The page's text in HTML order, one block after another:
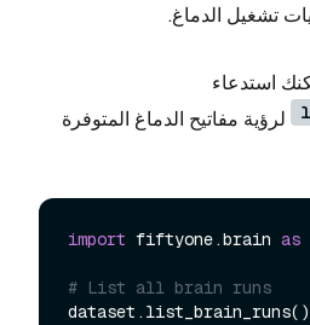
تشغيل الدماغ.
استدعاء
لرؤية مفاتيح الدماغ المتوفرة
import fiftyone.brain as
# List all brain runs
dataset.list_brain_runs()